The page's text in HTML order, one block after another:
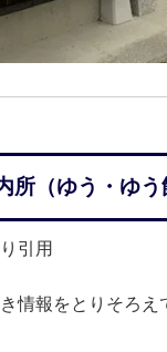
所（ゆう・ゆう
引用
情報をとりそろえ